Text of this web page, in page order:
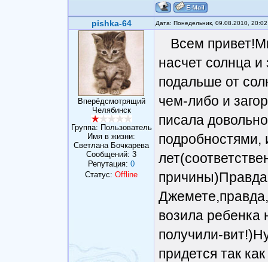
pishka-64 Дата: Понедельник, 09.08.2010,
Вперёдсмотрящий
Челябинск
Группа: Пользователь
Имя в жизни:
Светлана Бочкарева
Сообщений: 3
Репутация: 0
Статус: Offline
Всем
насчет солнца и
подальше от
чем-либо и
писала
подробностями,
возила ребенка
получили-
придется так